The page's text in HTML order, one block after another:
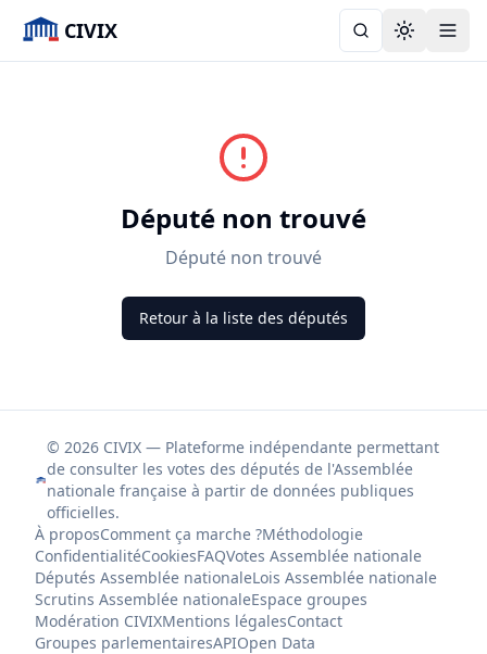
CIVIX Toggle
Député non trouvé
Député non trouvé
Retour à la liste des députés
© 2026 CIVIX — Plateforme indépendante permettant
de consulter les votes des députés de l'Assemblée
nationale française à partir de données publiques
officielles.
À proposComment ça marche ?Méthodologie
ConfidentialitéCookiesFAQVotes Assemblée nationale
Députés Assemblée nationaleLois Assemblée nationale
Scrutins Assemblée nationaleEspace groupes
Modération CIVIXMentions légalesContact
Groupes parlementairesAPIOpen Data